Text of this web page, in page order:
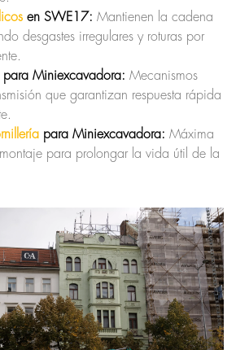
en SWE17: Mantienen la cadena
desgastes irregulares y roturas por
para Miniexcavadora: Mecanismos
que garantizan respuesta rápida
para Miniexcavadora: Máxima
para prolongar la vida útil de la